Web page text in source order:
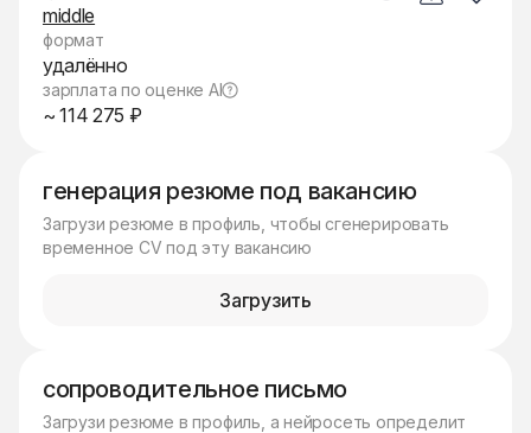
генерация резюме под вакансию
Загрузи резюме в профиль, чтобы сгенерировать
временное CV под эту вакансию
Загрузить
сопроводительное письмо
Загрузи резюме в профиль, а нейросеть определит
middle
формат
удалённо
зарплата по оценке AI
~ 114 275 ₽